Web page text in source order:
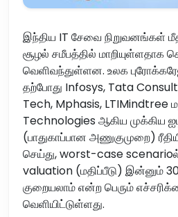
இந்திய IT சேவை நிறுவனங்கள்
சூழல் சமீபத்தில் மாறியுள்ளதாக
வெளிவந்துள்ளன. உலக
தற்போது Infosys, Tata
Tech, Mphasis, LTIMindtree
Technologies ஆகிய முக்கிய
(பாதுகாப்பான அணுகுமுறை)
செய்து, worst-case
valuation (மதிப்பீடு) இன்னும்
குறையலாம் என்ற பெரும்
வெளியிட்டுள்ளது.